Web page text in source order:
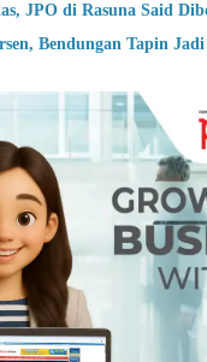
JPO di Rasuna Said
Bendungan Tapin